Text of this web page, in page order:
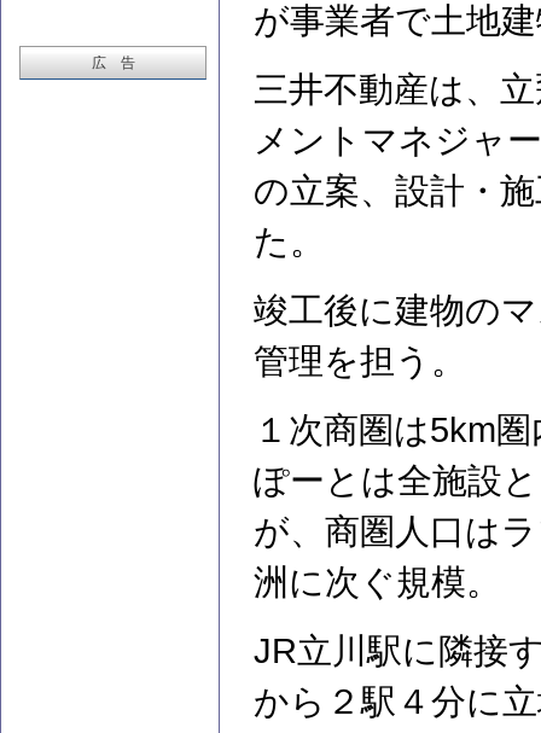
広 告
が事業者で土地
三井不動産は、
メントマネジャ
の立案、設計・
た。
竣工後に建物の
管理を担う。
１次商圏は5km
ぽーとは全施設
が、商圏人口は
洲に次ぐ規模。
JR立川駅に隣接
から２駅４分に